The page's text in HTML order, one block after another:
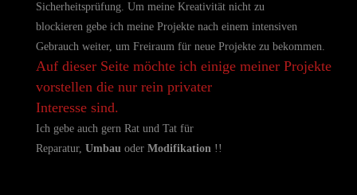
Sicherheitsprüfung. Um meine Kreativität nicht zu
blockieren gebe ich meine Projekte nach einem intensiven
Gebrauch weiter, um Freiraum für neue Projekte zu bekommen.
Auf dieser Seite möchte ich einige meiner Projekte
vorstellen die nur rein privater
Interesse sind.
Ich gebe auch gern Rat und Tat für
Reparatur, Umbau oder Modifikation !!